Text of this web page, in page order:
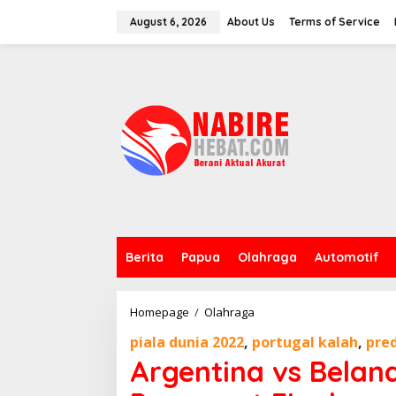
August 6, 2026 About Us Terms of Service
Berita Papua Olahraga Automotif
Homepage / Olahraga
Belanda:La
Albiceleste
Melaju
ke
piala dunia 2022, portugal kalah,
Argentina vs